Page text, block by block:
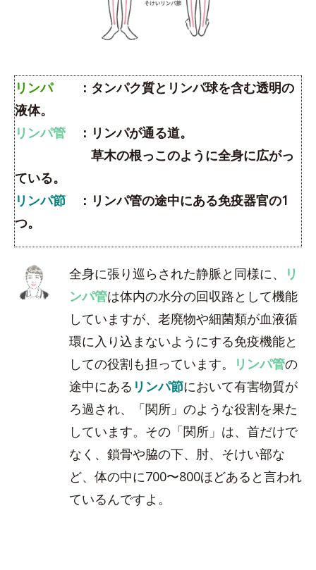
リンパ：タンパク質とリンパ球を含む透明の
液体。
リンパ管 ：リンパが通る道。
草木の根っこのように全身に広がっ
ている。
リンパ節 ：リンパ管の途中にある免疫器官の1
つ。
全身に張り巡らされた静脈と同様に、
リ
ンパ管は体内の水分の回収路として機能
していますが、老廃物や細菌類が血液循
環に入り込まないようにする免疫機能と
しての役割も担っています。
リンパ管の
途中にある リンパ節において有害物質が
ろ過され、「関所」のような役割を果た
しています。その「関所」は、首だけで
なく、鎖骨や脇の下、肘、そけい部な
ど、体の中に700〜800ほどあると言われ
ているんですよ。